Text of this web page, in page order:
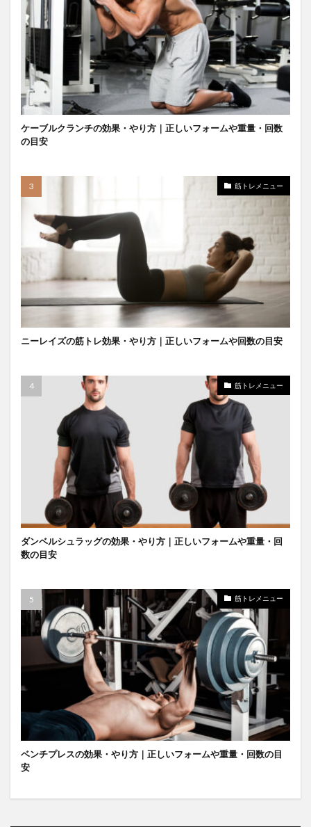
ケーブルクランチの効果・やり方｜正しいフォームや重量・回数
の目安
筋トレメニュー
ニーレイズの筋トレ効果・やり方｜正しいフォームや回数の目安
筋トレメニュー
ダンベルシュラッグの効果・やり方｜正しいフォームや重量・回
数の目安
筋トレメニュー
ベンチプレスの効果・やり方｜正しいフォームや重量・回数の目
安